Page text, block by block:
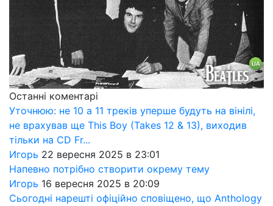
Останні коментарі
Уточнюю: не 10 а 11 треків уперше будуть на вінілі,
не врахував ще This Boy (Takes 12 & 13), виходив
тільки на CD Fr...
Игорь 22 вересня 2025 в 23:01
Напевно потрібно створити окрему тему
Игорь 16 вересня 2025 в 20:09
Сьогодні нарешті офіційно сповіщено, що Anthology